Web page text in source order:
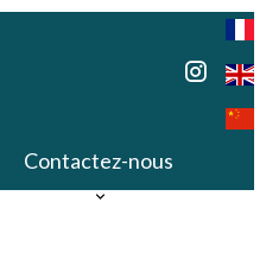
Contactez-nous